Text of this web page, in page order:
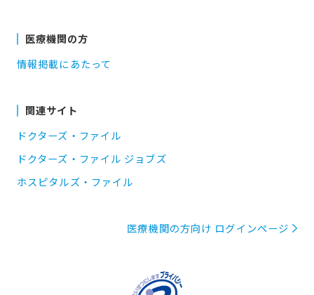
医療機関の方
情報掲載にあたって
関連サイト
ドクターズ・ファイル
ドクターズ・ファイル ジョブズ
ホスピタルズ・ファイル
医療機関の方向け ログインページ